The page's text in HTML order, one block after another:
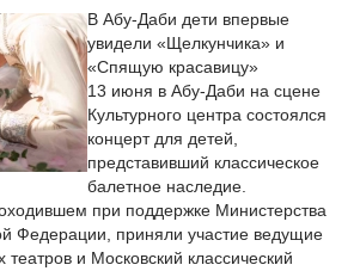
В Абу-Даби дети впервые
увидели «Щелкунчика» и
«Спящую красавицу»
13 июня в Абу-Даби на сцене
Культурного центра состоялся
концерт для детей,
представивший классическое
балетное наследие.
при поддержке Министерства
Федерации, приняли участие ведущие
театров и Московский классический